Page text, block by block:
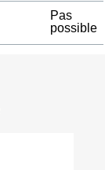
Pas
possible